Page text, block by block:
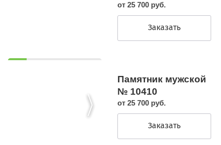
от 25 700 руб.
Заказать
Памятник мужской
№ 10410
от 25 700 руб.
Заказать